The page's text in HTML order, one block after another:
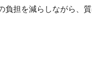
負担を減らしながら、